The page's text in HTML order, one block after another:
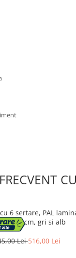
FRECVENT
6 sertare, PAL
cm, gri si alb
Lei516,00 Lei